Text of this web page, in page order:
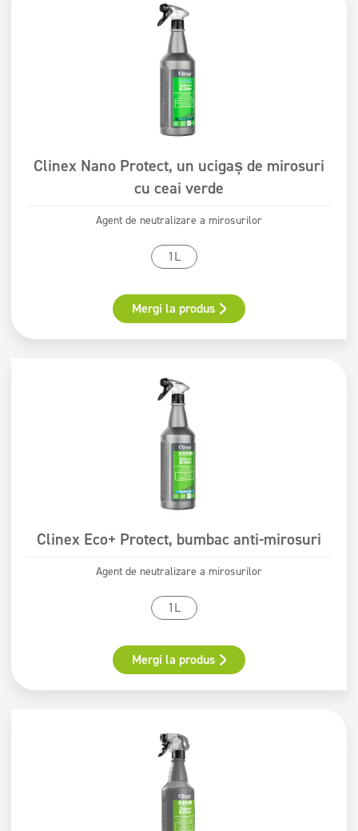
Clinex Nano Protect, un ucigaș de mirosuri
cu ceai verde
Agent de neutralizare a mirosurilor
1L
Mergi la produs
Clinex Eco+ Protect, bumbac anti-mirosuri
Agent de neutralizare a mirosurilor
1L
Mergi la produs